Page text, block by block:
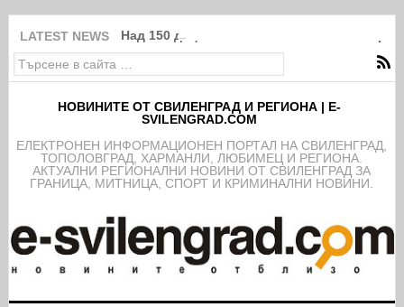
LATEST NEWS Над 150 деца от школата на ФК
НОВИНИТЕ ОТ СВИЛЕНГРАД И РЕГИОНА | E-
SVILENGRAD.COM
EЛЕКТРОНЕН ИНФОРМАЦИОНЕН ПОРТАЛ НА СВИЛЕНГРАД,
ТОПОЛОВГРАД, ХАРМАНЛИ, ЛЮБИМЕЦ И РЕГИОНА.
АКТУАЛНИ РЕГИОНАЛНИ НОВИНИ ОТ СВИЛЕНГРАД ЗА
ГРАНИЦА, МИТНИЦА, СПОРТ И КРИМИНАЛНИ НОВИНИ.